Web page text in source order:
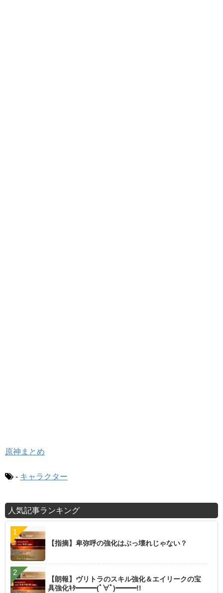
原神まとめ
- キャラクター
人気記事ランキング
【指摘】卑弥呼の強化はぶっ壊れじゃない？
【朗報】ヴリトラのスキル強化＆エイリークの宝
具強化ｷﾀ━━━(ﾟ∀ﾟ)━━━!!